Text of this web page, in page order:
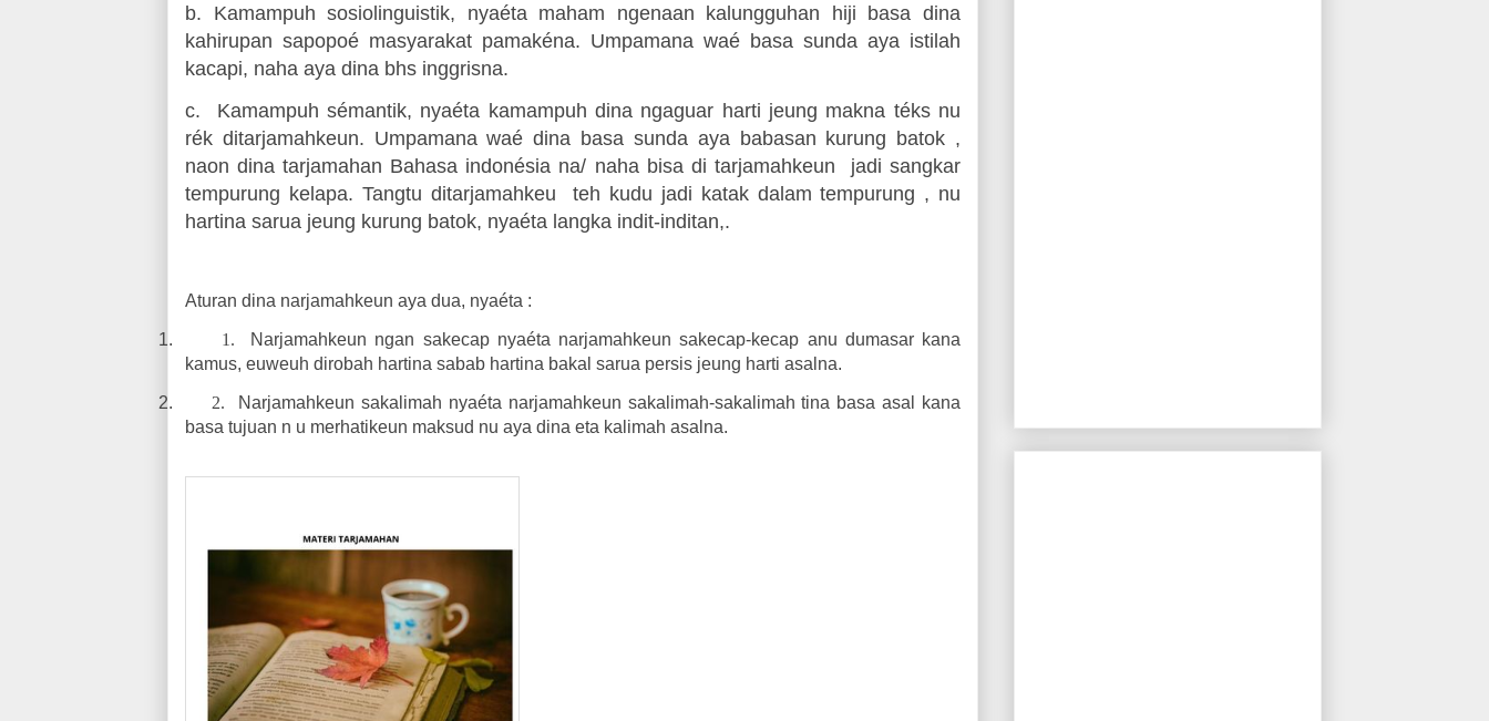
b. Kamampuh sosiolinguistik, nyaéta maham ngenaan kalungguhan hiji basa dina
kahirupan sapopoé masyarakat pamakéna. Umpamana waé basa sunda aya istilah
kacapi, naha aya dina bhs inggrisna.
c. Kamampuh sémantik, nyaéta kamampuh dina ngaguar harti jeung makna téks nu
rék ditarjamahkeun. Umpamana waé dina basa sunda aya babasan kurung batok ,
naon dina tarjamahan Bahasa indonésia na/ naha bisa di tarjamahkeun
jadi sangkar
tempurung kelapa. Tangtu ditarjamahkeu
teh kudu jadi katak dalam tempurung , nu
hartina sarua jeung kurung batok, nyaéta langka indit-inditan,.
Aturan dina narjamahkeun aya dua, nyaéta :
1. 1.
Narjamahkeun ngan sakecap nyaéta narjamahkeun sakecap-kecap anu dumasar kana
kamus, euweuh dirobah hartina sabab hartina bakal sarua persis jeung harti asalna.
2. 2.
Narjamahkeun sakalimah nyaéta narjamahkeun sakalimah-sakalimah tina basa asal kana
basa tujuan n u merhatikeun maksud nu aya dina eta kalimah asalna.